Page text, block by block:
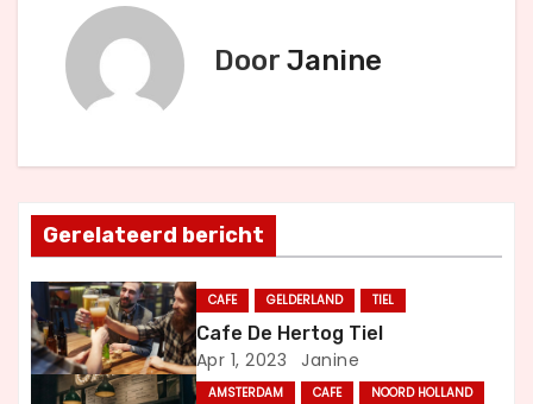
h
t
n
a
v
Door Janine
Gerelateerd bericht
CAFE GELDERLAND TIEL
Cafe De Hertog Tiel
Apr 1, 2023 Janine
AMSTERDAM CAFE NOORD HOLLAND